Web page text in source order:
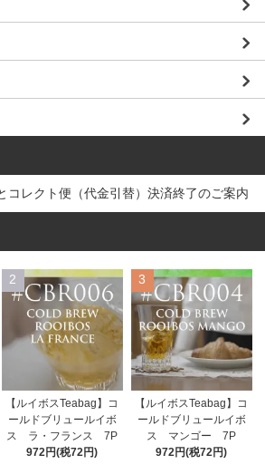
レクト便（代金引替）決済終了のご案内
2
【ルイボスTeabag】コ
ールドブリュールイボ
ス ラ・フランス 7P
972円(税72円)
3
【ルイボスTeabag】コ
ールドブリュールイボ
ス マンゴー 7P
972円(税72円)